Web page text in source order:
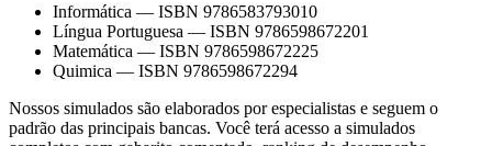
Informática — ISBN 9786583793010
Língua Portuguesa — ISBN 9786598672201
Matemática — ISBN 9786598672225
Quimica — ISBN 9786598672294
Nossos simulados são elaborados por especialistas e seguem o
padrão das principais bancas. Você terá acesso a simulados